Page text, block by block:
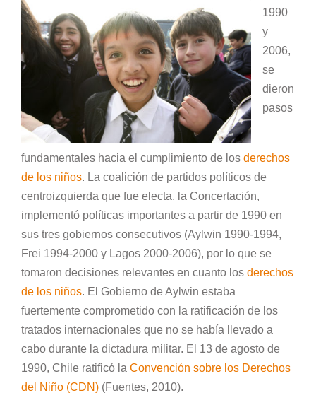
1990
y
2006,
se
dieron
pasos
fundamentales hacia el cumplimiento de los derechos
de los niños. La coalición de partidos políticos de
centroizquierda que fue electa, la Concertación,
implementó políticas importantes a partir de 1990 en
sus tres gobiernos consecutivos (Aylwin 1990-1994,
Frei 1994-2000 y Lagos 2000-2006), por lo que se
tomaron decisiones relevantes en cuanto los derechos
de los niños. El Gobierno de Aylwin estaba
fuertemente comprometido con la ratificación de los
tratados internacionales que no se había llevado a
cabo durante la dictadura militar. El 13 de agosto de
1990, Chile ratificó la Convención sobre los Derechos
del Niño (CDN) (Fuentes, 2010).